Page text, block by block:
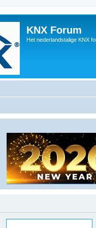
KNX Forum
Het nederlandstalige KNX